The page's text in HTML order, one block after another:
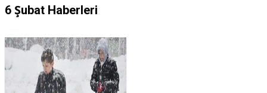
6 Şubat Haberleri